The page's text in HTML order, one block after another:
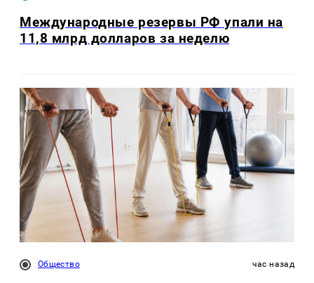
Международные резервы РФ упали на
11,8 млрд долларов за неделю
Общество час назад